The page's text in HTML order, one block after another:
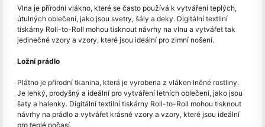
Vlna je přírodní vlákno, které se často používá k vytváření teplých,
útulných oblečení, jako jsou svetry, šály a deky. Digitální textilní
tiskárny Roll-to-Roll mohou tisknout návrhy na vlnu a vytvářet tak
jedinečné vzory a vzory, které jsou ideální pro zimní nošení.
Ložní prádlo
Plátno je přírodní tkanina, která je vyrobena z vláken lněné rostliny.
Je lehký, prodyšný a ideální pro vytváření letních oblečení, jako jsou
šaty a halenky. Digitální textilní tiskárny Roll-to-Roll mohou tisknout
návrhy na prádlo a vytvářet krásné vzory a vzory, které jsou ideální
pro teplé počasí.